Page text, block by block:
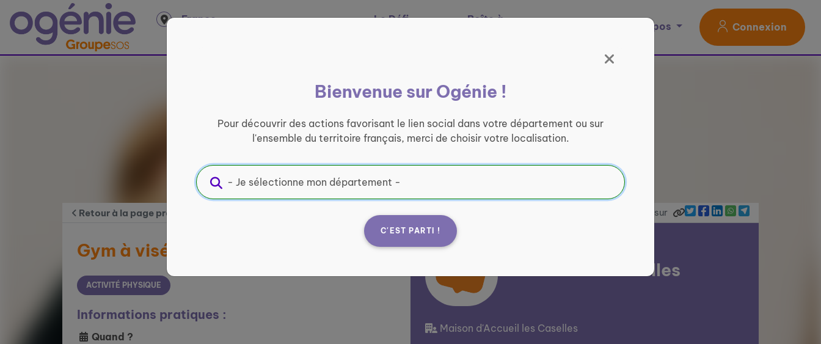
France
Le Défi
Boîte à
À propos Connexion
Bienvenue sur Ogénie !
Pour découvrir des actions favorisant le lien social dans votre département ou sur
l'ensemble du territoire français, merci de choisir votre localisation.
C'EST PARTI !
Retour à la page précédente Partager sur
Gym à visée thérapeutique
ACTIVITÉ PHYSIQUE
Informations pratiques :
Quand ?
EHPAD Les Caselles
Maison d'Accueil les Caselles
Panneau de gestion des cookies